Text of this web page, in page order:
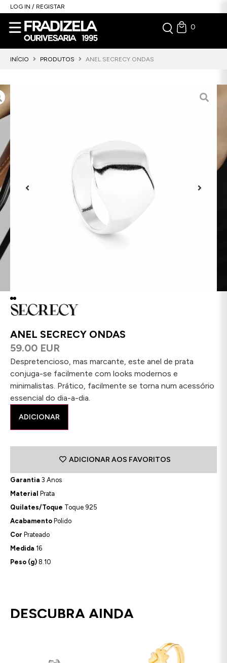
LOG IN / REGISTAR
0
INÍCIO PRODUTOS ANEL SECRECY ONDAS
ANEL SECRECY ONDAS
59.00 EUR
Despretencioso, mas marcante, este anel de prata
conjuga-se facilmente com looks modernos e
minimalistas. Prático, facilmente se torna num acessório
essencial do dia-a-dia.
ADICIONAR
ADICIONAR AOS FAVORITOS
Garantia 3 Anos
Material
Prata
Quilates/Toque Toque 925
Acabamento Polido
Cor Prateado
Medida 16
Peso (g) 8.10
DESCUBRA AINDA